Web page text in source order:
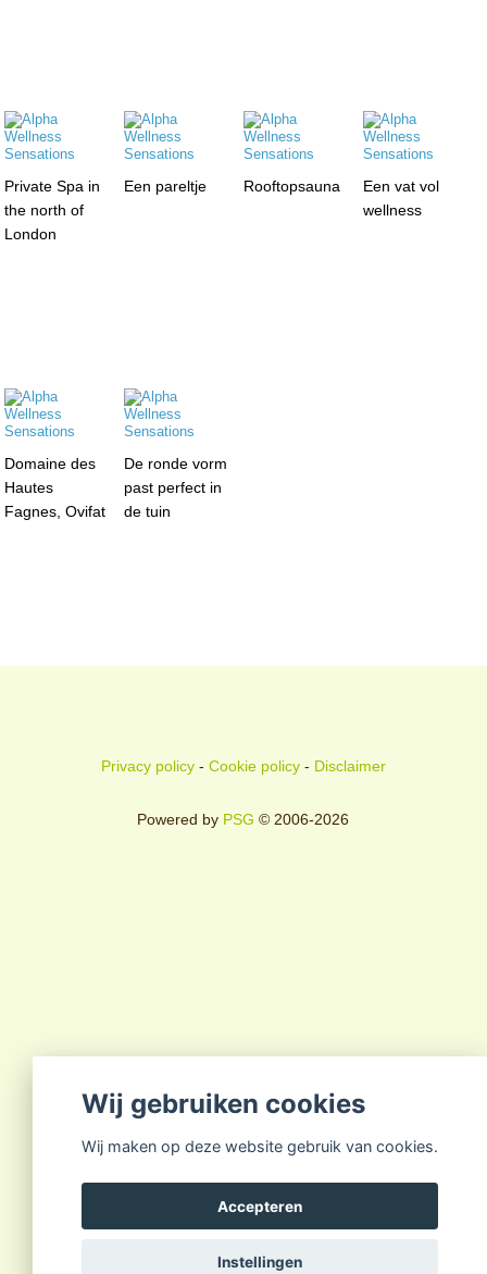
Private Spa in
the north of
London
Een pareltje Rooftopsauna
Een vat vol
wellness
Domaine des
Hautes
Fagnes, Ovifat
De ronde vorm
past perfect in
de tuin
Privacy policy- Cookie policy- Disclaimer
Powered by PSG © 2006-2026
Wij gebruiken cookies
Wij maken op deze website gebruik van cookies.
Accepteren
Instellingen